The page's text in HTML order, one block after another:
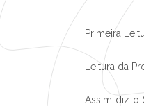
Primeira
Leitura da
Assim diz o